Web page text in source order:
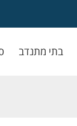
בתי מתנדב